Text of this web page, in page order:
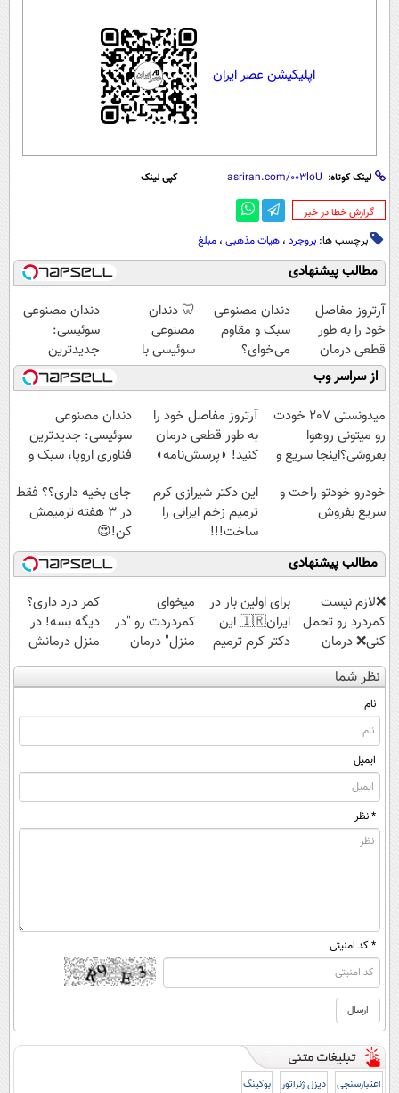
اپلیکیشن عصر ایران
لینک کوتاه: کپی لینک
‌گزارش خطا در خبر
برچسب ها: بروجرد ، هیات مذهبی ، مبلغ
مطالب پیشنهادی
آرتروز مفاصل
خود را به طور
قطعی درمان
کنید!
◗پرسش‌نامه◖
دندان مصنوعی
سبک و مقاوم
می‌خوای؟
پرداخت اقساطی
هم داریم!😍 |
📍تهران
🦷 دندان
مصنوعی
سوئیسی با
تکنولوژی
دیجیتال |
پرداخت در 4
قسط |📍 تهران
دندان مصنوعی
سوئیسی:
جدیدترین
فناوری اروپا،
سبک و مقاوم |
پرداخت قسطی
از سراسر وب
میدونستی 207 خودت
رو میتونی روهوا
بفروشی؟اینجا سریع و
آرتروز مفاصل خود را
به طور قطعی درمان
کنید! ◗پرسش‌نامه◖
دندان مصنوعی
سوئیسی: جدیدترین
فناوری اروپا، سبک و
قسطی
خودرو خودتو راحت و
سریع بفروش
این دکتر شیرازی کرم
ترمیم زخم ایرانی را
ساخت!!!
جای بخیه داری؟؟ فقط
در 3 هفته ترمیمش
کن!😍
مطالب پیشنهادی
❌لازم نیست
کمردرد رو تحمل
کنی❌ درمان
بدون جراحی و
قرص
(پرسشنامه)
برای اولین بار در
ایران🇮🇷 این
دکتر کرم ترمیم
کننده 23 روزه
ساخت!
میخوای
کمردردت رو "در
منزل" درمان
کنی؟ (◂فیلم +
◂پرسش‌نامه)
کمر درد داری؟
دیگه بسه! در
منزل درمانش
کن
(◀پرسش‌نامه)
نظر شما
نام
ایمیل
* نظر
* کد امنیتی
اعتبارسنجی دیزل ژنراتور بوکینگ